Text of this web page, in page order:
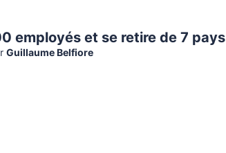
employés et se retire de 7 pays
Guillaume Belfiore